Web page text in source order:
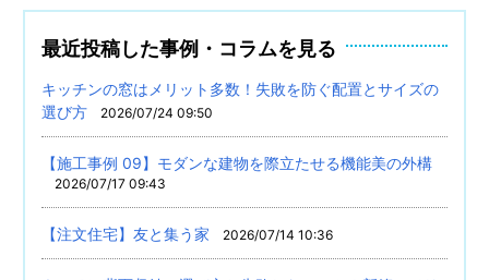
最近投稿した事例・コラムを見る
キッチンの窓はメリット多数！失敗を防ぐ配置とサイズの
選び方
2026/07/24 09:50
【施工事例 09】モダンな建物を際立たせる機能美の外構
2026/07/17 09:43
【注文住宅】友と集う家 2026/07/14 10:36